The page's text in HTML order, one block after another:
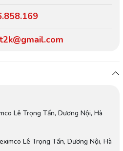
Lê Trọng Tấn, Dương Nội, Hà
Lê Trọng Tấn, Dương Nội, Hà